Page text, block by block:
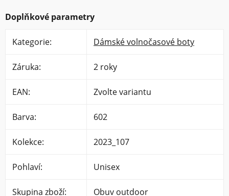
Doplňkové parametry
Kategorie: Dámské volnočasové boty
Záruka: 2 roky
EAN: Zvolte variantu
Barva: 602
Kolekce: 2023_107
Pohlaví: Unisex
Skupina zboží: Obuv outdoor